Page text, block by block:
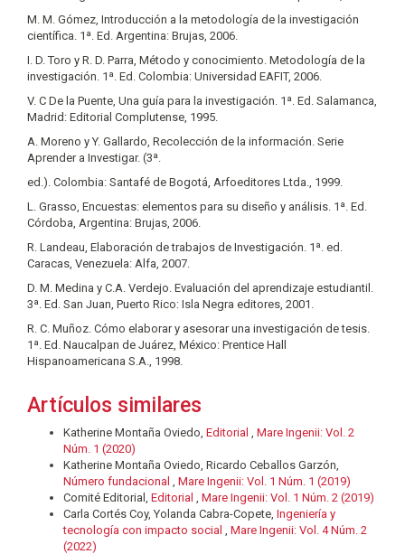
M. M. Gómez, Introducción a la metodología de la investigación
científica. 1ª. Ed. Argentina: Brujas, 2006.
I. D. Toro y R. D. Parra, Método y conocimiento. Metodología de la
investigación. 1ª. Ed. Colombia: Universidad EAFIT, 2006.
V. C De la Puente, Una guía para la investigación. 1ª. Ed. Salamanca,
Madrid: Editorial Complutense, 1995.
A. Moreno y Y. Gallardo, Recolección de la información. Serie
Aprender a Investigar. (3ª.
ed.). Colombia: Santafé de Bogotá, Arfoeditores Ltda., 1999.
L. Grasso, Encuestas: elementos para su diseño y análisis. 1ª. Ed.
Córdoba, Argentina: Brujas, 2006.
R. Landeau, Elaboración de trabajos de Investigación. 1ª. ed.
Caracas, Venezuela: Alfa, 2007.
D. M. Medina y C.A. Verdejo. Evaluación del aprendizaje estudiantil.
3ª. Ed. San Juan, Puerto Rico: Isla Negra editores, 2001.
R. C. Muñoz. Cómo elaborar y asesorar una investigación de tesis.
1ª. Ed. Naucalpan de Juárez, México: Prentice Hall
Hispanoamericana S.A., 1998.
Artículos similares
Katherine Montaña Oviedo, Editorial
Mare Ingenii: Vol. 2
Núm. 1 (2020)
Katherine Montaña Oviedo, Ricardo Ceballos Garzón,
Número fundacional
Mare Ingenii: Vol. 1 Núm. 1 (2019)
Comité Editorial, Editorial
Mare Ingenii: Vol. 1 Núm. 2 (2019)
Carla Cortés Coy, Yolanda Cabra-Copete, Ingeniería y
tecnología con impacto social
Mare Ingenii: Vol. 4 Núm. 2
(2022)